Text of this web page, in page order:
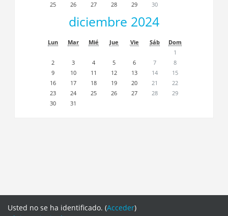
25
26 27 28 29 30
diciembre 2024
Lun Mar Mié Jue Vie Sáb
Dom
1
2
3 4 5 6 7
8
9
10 11 12 13 14
15
16
17 18 19 20 21
22
23
24 25 26 27 28
29
30
31
Usted no se ha identificado. (Acceder)